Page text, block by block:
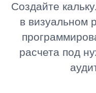
Создайте
в визуальном
расчета под